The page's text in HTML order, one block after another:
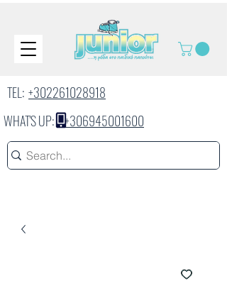
TEL: +302261028918
WHAT'S UP:+306945001600